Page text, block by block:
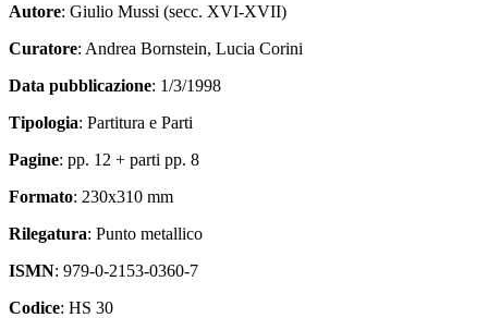
Autore: Giulio Mussi (secc. XVI-XVII)
Curatore: Andrea Bornstein, Lucia Corini
Data pubblicazione: 1/3/1998
Tipologia: Partitura e Parti
Pagine: pp. 12 + parti pp. 8
Formato: 230x310 mm
Rilegatura: Punto metallico
ISMN: 979-0-2153-0360-7
Codice: HS 30